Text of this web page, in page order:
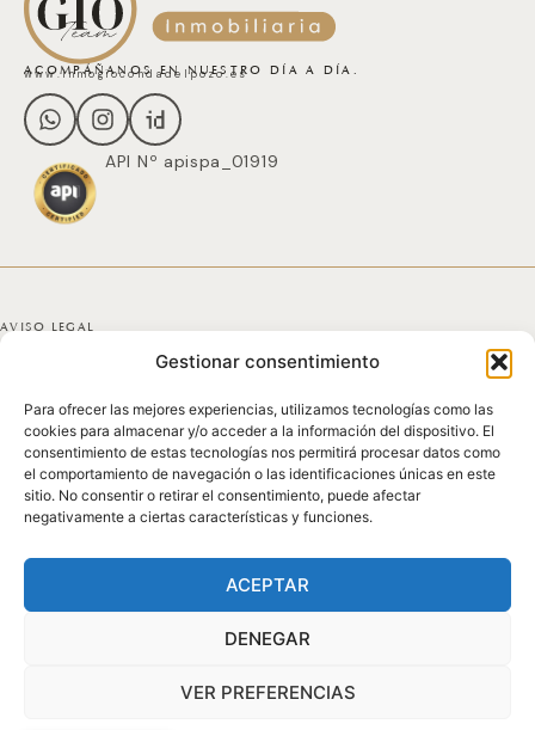
Gestionar consentimiento
Para ofrecer las mejores experiencias, utilizamos tecnologías como las
cookies para almacenar y/o acceder a la información del dispositivo. El
consentimiento de estas tecnologías nos permitirá procesar datos como
el comportamiento de navegación o las identificaciones únicas en este
sitio. No consentir o retirar el consentimiento, puede afectar
negativamente a ciertas características y funciones.
ACEPTAR
DENEGAR
VER PREFERENCIAS
ACOMPÁÑANOS EN NUESTRO DÍA A DÍA.
www.inmogiocondadelpozo.es
API Nº apispa_01919
AVISO LEGAL
POLÍTICA DE COOKIES
DECLARACIÓN DE ACCESIBILIDAD
MAPA DEL SITIO
© 2025 GICONDA DEL POZO